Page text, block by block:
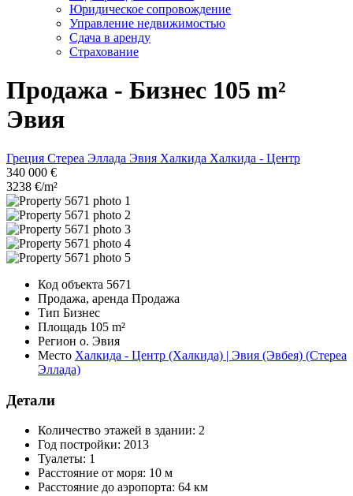
Юридическое сопровождение
Управление недвижимостью
Сдача в аренду
Страхование
Продажа - Бизнес 105 m²
Эвия
Греция Стереа Эллада Эвия Халкида Халкида - Центр
340 000 €
3238 €/m²
Код объекта 5671
Продажа, аренда Продажа
Тип Бизнес
Площадь 105 m²
Регион о. Эвия
Место Халкида - Центр (Халкида) | Эвия (Эвбея) (Стереа
Эллада)
Детали
Количество этажей в здании: 2
Год постройки: 2013
Туалеты: 1
Расстояние от моря: 10 м
Расстояние до аэропорта: 64 км